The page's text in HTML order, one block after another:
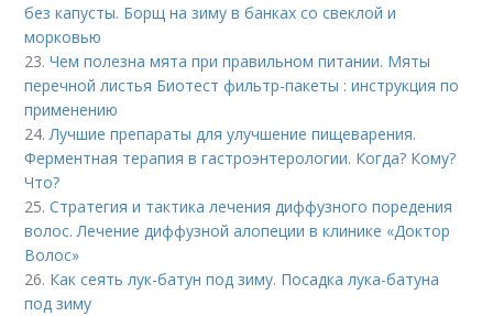
без капусты. Борщ на зиму в банках со свеклой и
морковью
23.Чем полезна мята при правильном питании. Мяты
перечной листья Биотест фильтр-пакеты : инструкция по
применению
24.Лучшие препараты для улучшение пищеварения.
Ферментная терапия в гастроэнтерологии. Когда? Кому?
Что?
25.Стратегия и тактика лечения диффузного поредения
волос. Лечение диффузной алопеции в клинике «Доктор
Волос»
26. Как сеять лук-батун под зиму. Посадка лука-батуна
под зиму